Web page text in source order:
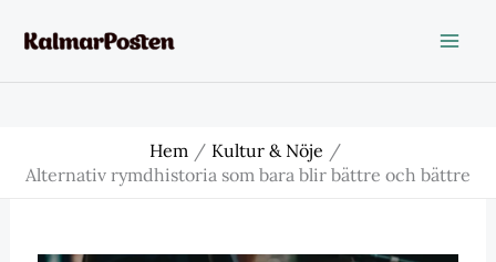
Hem
Kultur & Nöje
Alternativ rymdhistoria som bara blir bättre och bättre